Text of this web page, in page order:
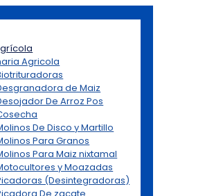
Agricola
de Maiz
De Arroz Pos
De Disco y Martillo
Para Granos
Para Maiz nixtamal
y Moazadas
(Desintegradoras)